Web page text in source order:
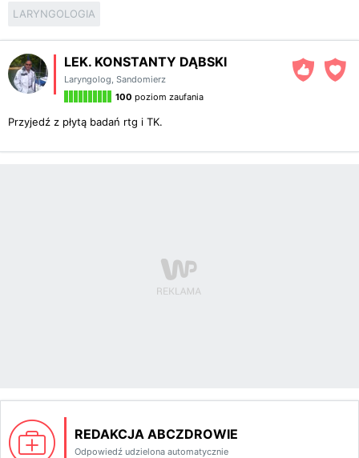
LARYNGOLOGIA
LEK. KONSTANTY DĄBSKI
Laryngolog, Sandomierz
100 poziom zaufania
Przyjedź z płytą badań rtg i TK.
REDAKCJA ABCZDROWIE
Odpowiedź udzielona automatycznie